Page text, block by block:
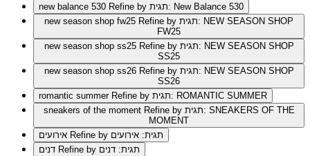
new balance 530
Refine by תגית: New Balance 530
new season shop fw25 Refine by תגית: NEW SEASON SHOP
FW25
new season shop ss25 Refine by תגית: NEW SEASON SHOP
SS25
new season shop ss26 Refine by תגית: NEW SEASON SHOP
SS26
romantic summer
Refine by תגית: ROMANTIC SUMMER
sneakers of the moment Refine by תגית: SNEAKERS OF THE
MOMENT
Refine by תגית: אירועים
Refine by תגית: דנים